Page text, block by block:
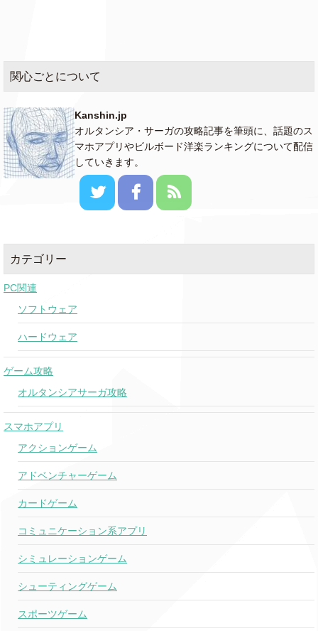
関心ごとについて
Kanshin.jp
オルタンシア・サーガの攻略記事を筆頭に、話題のス
マホアプリやビルボード洋楽ランキングについて配信
していきます。
カテゴリー
PC関連
ソフトウェア
ハードウェア
ゲーム攻略
オルタンシアサーガ攻略
スマホアプリ
アクションゲーム
アドベンチャーゲーム
カードゲーム
コミュニケーション系アプリ
シミュレーションゲーム
シューティングゲーム
スポーツゲーム